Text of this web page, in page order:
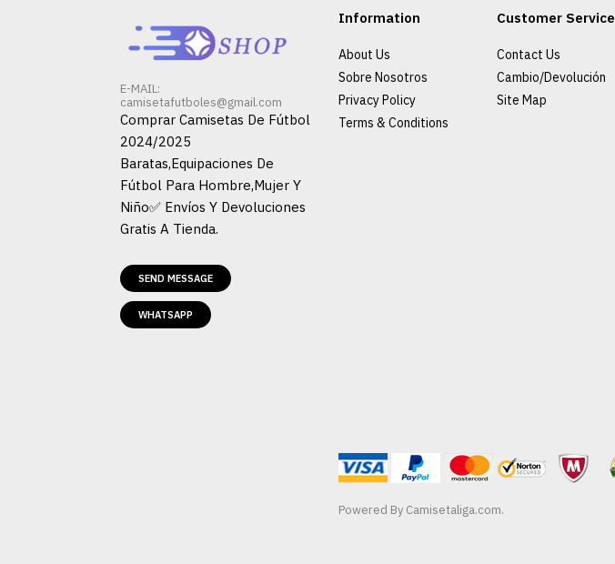
E-MAIL:
camisetafutboles@gmail.com
Comprar Camisetas De Fútbol
2024/2025
Baratas,Equipaciones De
Fútbol Para Hombre,Mujer Y
Niño✅ Envíos Y Devoluciones
Gratis A Tienda.
SEND MESSAGE
WHATSAPP
Information
About Us
Sobre Nosotros
Privacy Policy
Terms & Conditions
Customer Service
Contact Us
Cambio/Devolución
Site Map
Powered By Camisetaliga.com.